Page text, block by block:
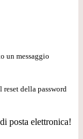
un messaggio
della password
posta elettronica!